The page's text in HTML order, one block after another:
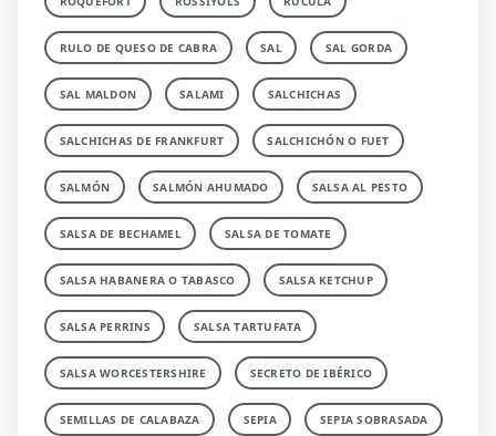
RULO DE QUESO DE CABRA SAL SAL GORDA
SAL MALDON SALAMI SALCHICHAS
SALCHICHAS DE FRANKFURT SALCHICHÓN O FUET
SALMÓN SALMÓN AHUMADO SALSA AL PESTO
SALSA DE BECHAMEL SALSA DE TOMATE
SALSA HABANERA O TABASCO SALSA KETCHUP
SALSA PERRINS SALSA TARTUFATA
SALSA WORCESTERSHIRE SECRETO DE IBÉRICO
SEMILLAS DE CALABAZA SEPIA SEPIA SOBRASADA